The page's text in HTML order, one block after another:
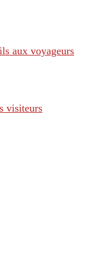
aux voyageurs
visiteurs